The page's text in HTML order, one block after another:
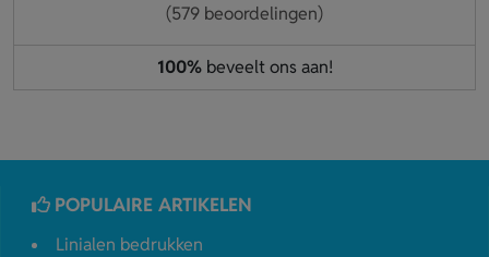
(579 beoordelingen)
100%beveelt ons aan!
POPULAIRE ARTIKELEN
Linialen bedrukken